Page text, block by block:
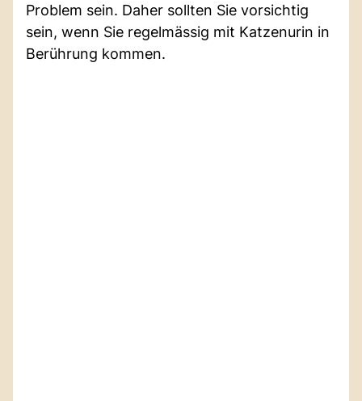
Problem sein. Daher sollten Sie vorsichtig
sein, wenn Sie regelmässig mit Katzenurin in
Berührung kommen.